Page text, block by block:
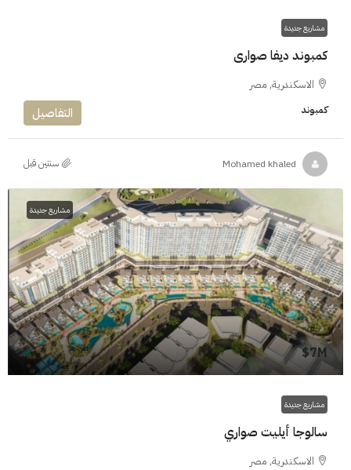
مشاريع جديدة
كمبوند ديفا صوارى
الاسكندرية, مصر
كمبوند التفاصيل
Mohamed khaled ‏سنتين قبل
مشاريع جديدة
7M$
مشاريع جديدة
سالوجا أيليت صواري
الاسكندرية, مصر